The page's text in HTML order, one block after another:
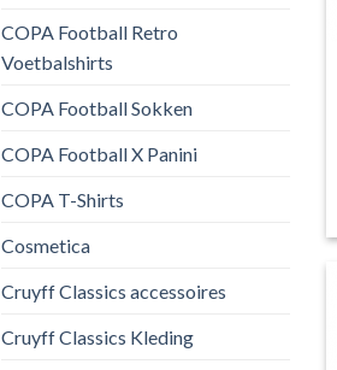
COPA Football Retro
Voetbalshirts
COPA Football Sokken
COPA Football X Panini
COPA T-Shirts
Cosmetica
Cruyff Classics accessoires
Cruyff Classics Kleding